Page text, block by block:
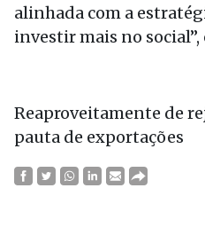
alinhada com a
investir mais no
Reaproveitamente de
pauta de exportações